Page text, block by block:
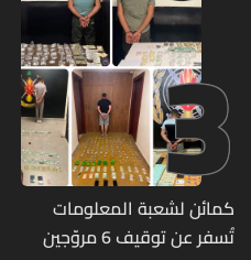
3
كمائن لشعبة المعلومات
تُسفر عن توقيف 6 مروّجين